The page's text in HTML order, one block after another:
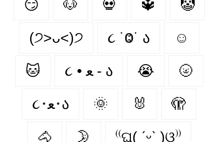
😏 🐶 💀 🔱 🤡
(੭˃ᴗ˂)੭ ૮ ˙Ⱉ˙ ა ☺
🐱 ૮ • ﻌ - ა 😭 🌝
૮･ﻌ･ა 🌞 🐰 🫣
🐴 🌛 ⁽⁽ଘ( ˊᵕˋ )ଓ⁾⁾